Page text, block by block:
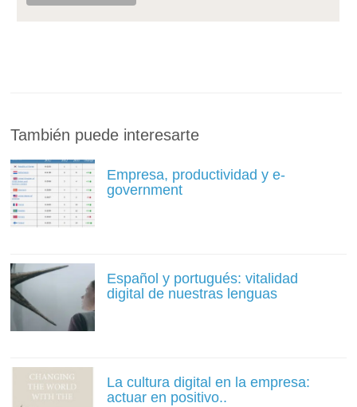
También puede interesarte
Empresa, productividad y e-
government
Español y portugués: vitalidad
digital de nuestras lenguas
La cultura digital en la empresa:
actuar en positivo..